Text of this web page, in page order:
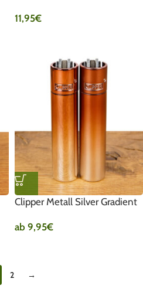
11,95€
Clipper Metall Silver Gradient
ab 9,95€
2 →